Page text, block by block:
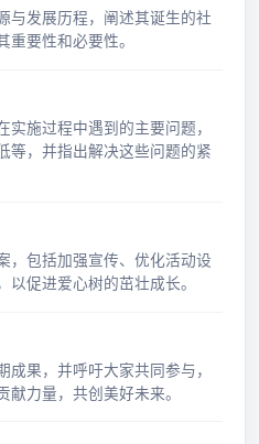
与发展历程，阐述其诞生的社
重要性和必要性。
实施过程中遇到的主要问题，
等，并指出解决这些问题的紧
，包括加强宣传、优化活动设
以促进爱心树的茁壮成长。
成果，并呼吁大家共同参与，
献力量，共创美好未来。